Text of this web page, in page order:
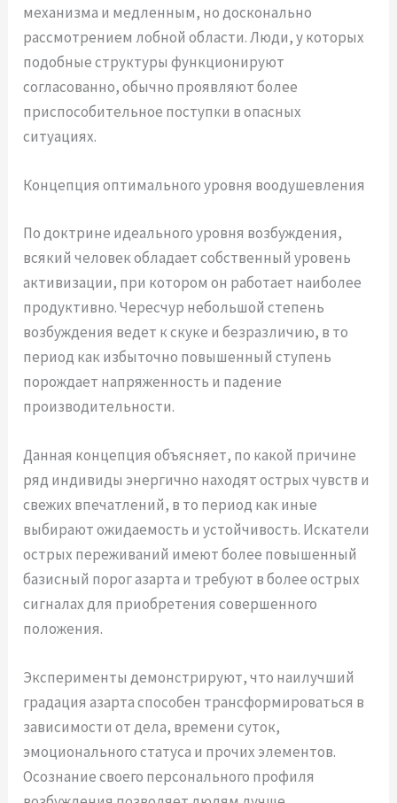
механизма и медленным, но досконально
рассмотрением лобной области. Люди, у которых
подобные структуры функционируют
согласованно, обычно проявляют более
приспособительное поступки в опасных
ситуациях.
Концепция оптимального уровня воодушевления
По доктрине идеального уровня возбуждения,
всякий человек обладает собственный уровень
активизации, при котором он работает наиболее
продуктивно. Чересчур небольшой степень
возбуждения ведет к скуке и безразличию, в то
период как избыточно повышенный ступень
порождает напряженность и падение
производительности.
Данная концепция объясняет, по какой причине
ряд индивиды энергично находят острых чувств и
свежих впечатлений, в то период как иные
выбирают ожидаемость и устойчивость. Искатели
острых переживаний имеют более повышенный
базисный порог азарта и требуют в более острых
сигналах для приобретения совершенного
положения.
Эксперименты демонстрируют, что наилучший
градация азарта способен трансформироваться в
зависимости от дела, времени суток,
эмоционального статуса и прочих элементов.
Осознание своего персонального профиля